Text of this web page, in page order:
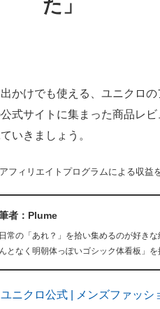
た」
かけでも使える、ユニクロ
式サイトに集まった商品レ
いきましょう。
フィリエイトプログラムによる収益
者：Plume
日常の「あれ？」を拾い集めるのが好き
んとなく明朝体っぽいゴシック体看板」を
ユニクロ公式 | メンズファッシ